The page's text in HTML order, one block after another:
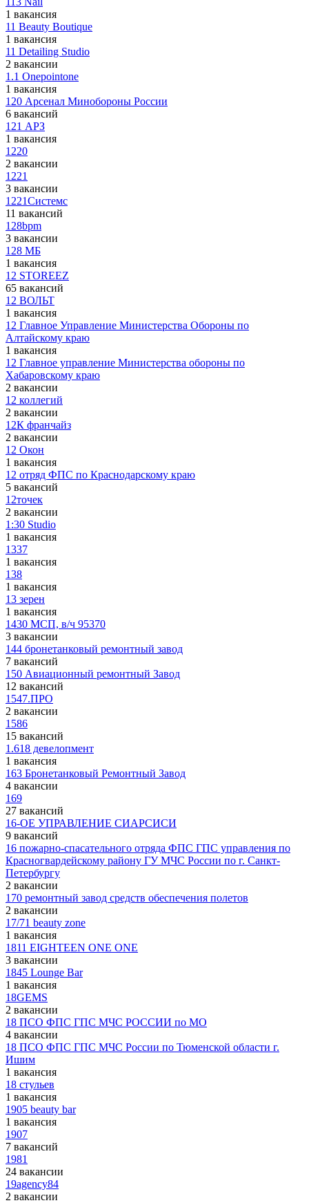
1 вакансия
11 Beauty Boutique
1 вакансия
11 Detailing Studio
2 вакансии
1.1 Onepointone
1 вакансия
120 Арсенал Минобороны России
6 вакансий
121 АРЗ
1 вакансия
1220
2 вакансии
1221
3 вакансии
1221Системс
11 вакансий
128bpm
3 вакансии
128 МБ
1 вакансия
12 STOREEZ
65 вакансий
12 ВОЛЬТ
1 вакансия
12 Главное Управление Министерства Обороны по
Алтайскому краю
1 вакансия
12 Главное управление Министерства обороны по
Хабаровскому краю
2 вакансии
12 коллегий
2 вакансии
12К франчайз
2 вакансии
12 Окон
1 вакансия
12 отряд ФПС по Краснодарскому краю
5 вакансий
12точек
2 вакансии
1:30 Studio
1 вакансия
1337
1 вакансия
138
1 вакансия
13 зерен
1 вакансия
1430 МСП, в/ч 95370
3 вакансии
144 бронетанковый ремонтный завод
7 вакансий
150 Авиационный ремонтный Завод
12 вакансий
1547.ПРО
2 вакансии
1586
15 вакансий
1.618 девелопмент
1 вакансия
163 Бронетанковый Ремонтный Завод
4 вакансии
169
27 вакансий
16-ОЕ УПРАВЛЕНИЕ СИАРСИСИ
9 вакансий
16 пожарно-спасательного отряда ФПС ГПС управления по
Красногвардейскому району ГУ МЧС России по г. Санкт-
Петербургу
2 вакансии
170 ремонтный завод средств обеспечения полетов
2 вакансии
17/71 beauty zone
1 вакансия
1811 EIGHTEEN ONE ONE
3 вакансии
1845 Lounge Bar
1 вакансия
18GEMS
2 вакансии
18 ПСО ФПС ГПС МЧС РОССИИ по МО
4 вакансии
18 ПСО ФПС ГПС МЧС России по Тюменской области г.
Ишим
1 вакансия
18 стульев
1 вакансия
1905 beauty bar
1 вакансия
1907
7 вакансий
1981
24 вакансии
19agency84
2 вакансии